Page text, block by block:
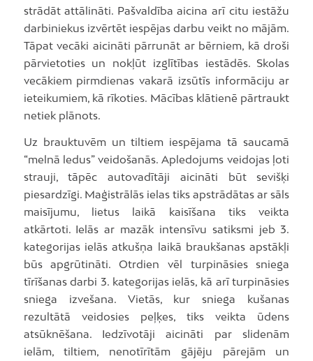
strādāt attālināti. Pašvaldība aicina arī citu iestāžu
darbiniekus izvērtēt iespējas darbu veikt no mājām.
Tāpat vecāki aicināti pārrunāt ar bērniem, kā droši
pārvietoties un nokļūt izglītības iestādēs. Skolas
vecākiem pirmdienas vakarā izsūtīs informāciju ar
ieteikumiem, kā rīkoties. Mācības klātienē pārtraukt
netiek plānots.
Uz brauktuvēm un tiltiem iespējama tā saucamā
“melnā ledus” veidošanās. Apledojums veidojas ļoti
strauji, tāpēc autovadītāji aicināti būt sevišķi
piesardzīgi. Maģistrālās ielas tiks apstrādātas ar sāls
maisījumu, lietus laikā kaisīšana tiks veikta
atkārtoti. Ielās ar mazāk intensīvu satiksmi jeb 3.
kategorijas ielās atkušņa laikā braukšanas apstākļi
būs apgrūtināti. Otrdien vēl turpināsies sniega
tīrīšanas darbi 3. kategorijas ielās, kā arī turpināsies
sniega izvešana. Vietās, kur sniega kušanas
rezultātā veidosies peļķes, tiks veikta ūdens
atsūknēšana. Iedzīvotāji aicināti par slidenām
ielām, tiltiem, nenotīrītām gājēju pārejām un